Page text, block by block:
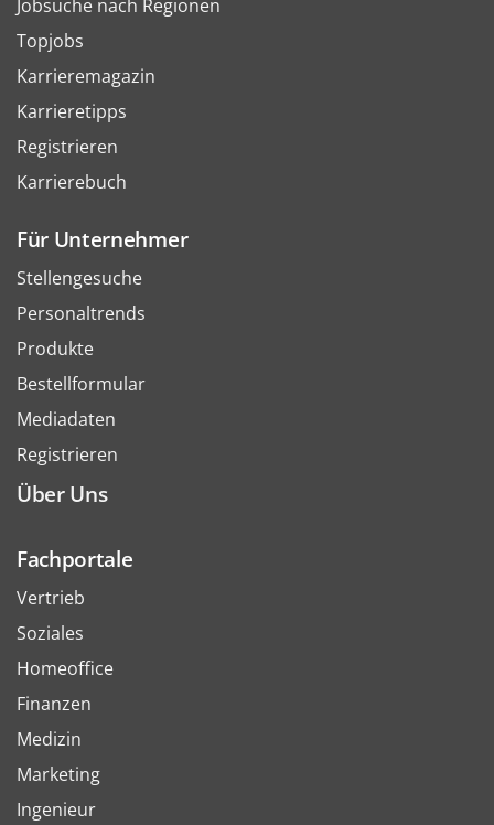
Jobsuche nach Regionen
Topjobs
Karrieremagazin
Karrieretipps
Registrieren
Karrierebuch
Für Unternehmer
Stellengesuche
Personaltrends
Produkte
Bestellformular
Mediadaten
Registrieren
Über Uns
Fachportale
Vertrieb
Soziales
Homeoffice
Finanzen
Medizin
Marketing
Ingenieur